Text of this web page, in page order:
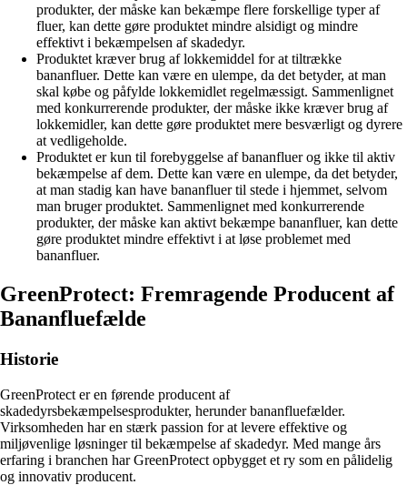
produkter, der måske kan bekæmpe flere forskellige typer af
fluer, kan dette gøre produktet mindre alsidigt og mindre
effektivt i bekæmpelsen af skadedyr.
Produktet kræver brug af lokkemiddel for at tiltrække
bananfluer. Dette kan være en ulempe, da det betyder, at man
skal købe og påfylde lokkemidlet regelmæssigt. Sammenlignet
med konkurrerende produkter, der måske ikke kræver brug af
lokkemidler, kan dette gøre produktet mere besværligt og dyrere
at vedligeholde.
Produktet er kun til forebyggelse af bananfluer og ikke til aktiv
bekæmpelse af dem. Dette kan være en ulempe, da det betyder,
at man stadig kan have bananfluer til stede i hjemmet, selvom
man bruger produktet. Sammenlignet med konkurrerende
produkter, der måske kan aktivt bekæmpe bananfluer, kan dette
gøre produktet mindre effektivt i at løse problemet med
bananfluer.
GreenProtect: Fremragende Producent af
Bananfluefælde
Historie
GreenProtect er en førende producent af
skadedyrsbekæmpelsesprodukter, herunder bananfluefælder.
Virksomheden har en stærk passion for at levere effektive og
miljøvenlige løsninger til bekæmpelse af skadedyr. Med mange års
erfaring i branchen har GreenProtect opbygget et ry som en pålidelig
og innovativ producent.